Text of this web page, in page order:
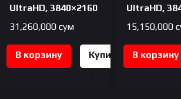
UltraHD, 3840×2160
31,260,000 сум
В корзину
Купить
UltraHD,
15,150,000
В корзину